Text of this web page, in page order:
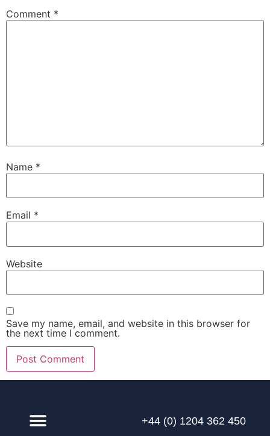
Comment *
Name *
Email *
Website
Save my name, email, and website in this browser for
the next time I comment.
+44 (0) 1204 362 450